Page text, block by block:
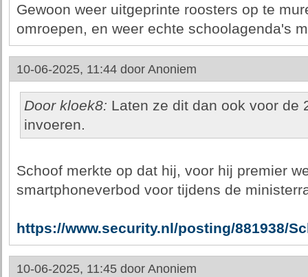
Gewoon weer uitgeprinte roosters op te
omroepen, en weer echte schoolagenda's
10-06-2025, 11:44 door Anoniem
Door kloek8: Laten ze dit dan ook voor de
invoeren.
Schoof merkte op dat hij, voor hij premier
smartphoneverbod voor tijdens de
https://www.security.nl/posting/881938/
10-06-2025, 11:45 door Anoniem